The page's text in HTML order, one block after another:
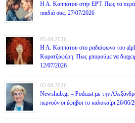
Η Α. Καππάτου στην ΕΡΤ. Πως να
παιδιά σας. 27/07/2026
05.08.2026
Η Α. Καππάτου στο ραδιόφωνο του
Καρατζαφέρη. Πως μπορούμε να
12/07/2026
05.08.2026
Newshub.gr – Podcast με την
περνούν οι έφηβοι το καλοκαίρι 26/06/